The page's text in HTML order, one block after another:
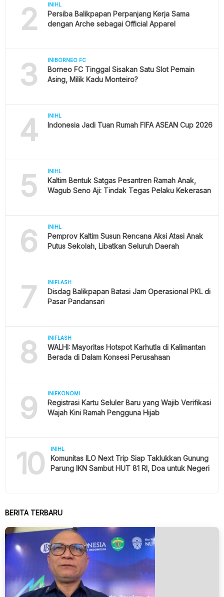
2 INIHL
Persiba Balikpapan Perpanjang Kerja Sama
dengan Arche sebagai Official Apparel
3 INIBORNEO FC
Borneo FC Tinggal Sisakan Satu Slot Pemain
Asing, Milik Kadu Monteiro?
4 INIHL
Indonesia Jadi Tuan Rumah FIFA ASEAN Cup 2026
5 INIHL
Kaltim Bentuk Satgas Pesantren Ramah Anak,
Wagub Seno Aji: Tindak Tegas Pelaku Kekerasan
6 INIHL
Pemprov Kaltim Susun Rencana Aksi Atasi Anak
Putus Sekolah, Libatkan Seluruh Daerah
7 INIFLASH
Disdag Balikpapan Batasi Jam Operasional PKL di
Pasar Pandansari
8 INIFLASH
WALHI: Mayoritas Hotspot Karhutla di Kalimantan
Berada di Dalam Konsesi Perusahaan
9 INIEKONOMI
Registrasi Kartu Seluler Baru yang Wajib Verifikasi
Wajah Kini Ramah Pengguna Hijab
10 INIHL
Komunitas ILO Next Trip Siap Taklukkan Gunung
Parung IKN Sambut HUT 81 RI, Doa untuk Negeri
BERITA TERBARU